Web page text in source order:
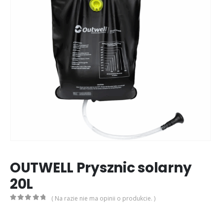
OUTWELL Prysznic solarny
20L
( Na razie nie ma opinii o produkcie. )